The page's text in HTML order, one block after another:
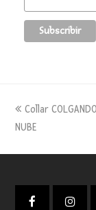
previous
post:
Collar
NUBE
Facebook